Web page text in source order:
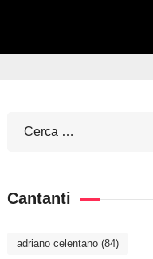
Cantanti
adriano celentano (84)